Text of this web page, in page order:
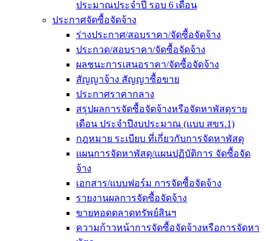
ประมาณประจำปี รอบ 6 เดือน
ประกาศจัดซื้อจัดจ้าง
ร่างประกาศ/สอบราคา/จัดซื้อจัดจ้าง
ประกวด/สอบราคา/จัดซื้อจัดจ้าง
ผลชนะการเสนอราคา/จัดซื้อจัดจ้าง
สัญญาจ้าง สัญญาซื้อขาย
ประกาศราคากลาง
สรุปผลการจัดซื้อจัดจ้างหรือจัดหาพัสดุราย
เดือน ประจำปีงบประมาณ (แบบ สขร.1)
กฎหมาย ระเบียบ ที่เกี่ยวกับการจัดหาพัสดุ
แผนการจัดหาพัสดุ/แผนปฏิบัติการ จัดซื้อจัด
จ้าง
เอกสาร/แบบฟอร์ม การจัดซื้อจัดจ้าง
รายงานผลการจัดซื้อจัดจ้าง
ขายทอดตลาดทรัพย์สินฯ
ความก้าวหน้าการจัดซื้อจัดจ้างหรือการจัดหา